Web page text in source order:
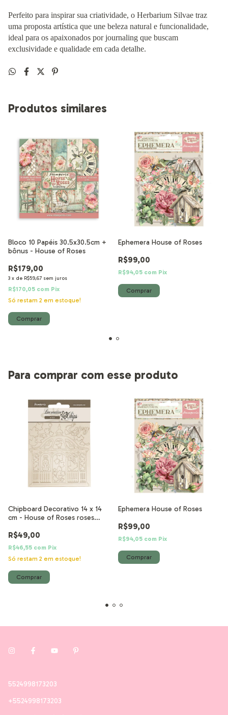
Perfeito para inspirar sua criatividade, o Herbarium Silvae traz
uma proposta artística que une beleza natural e funcionalidade,
ideal para os apaixonados por journaling que buscam
exclusividade e qualidade em cada detalhe.
Produtos similares
Bloco 10 Papéis 30.5x30.5cm +
bônus - House of Roses
R$179,00
3 x de R$59,67 sem juros
R$170,05 com Pix
Só restam 2 em estoque!
Ephemera House of Roses
R$99,00
R$94,05 com Pix
Para comprar com esse produto
Chipboard Decorativo 14 x 14
cm - House of Roses roses
R$49,00
R$46,55 com Pix
Só restam 2 em estoque!
Ephemera House of Roses
R$99,00
R$94,05 com Pix
5524998173203
+5524998173203